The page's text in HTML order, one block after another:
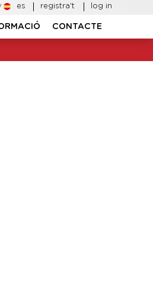
es registra't log in
CONTACTE